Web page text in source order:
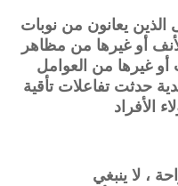
يعانون من نوبات
أو غيرها من مظاهر
غيرها من العوامل
حدثت تفاعلات تأقية
الأفراد
، لا ينبغي